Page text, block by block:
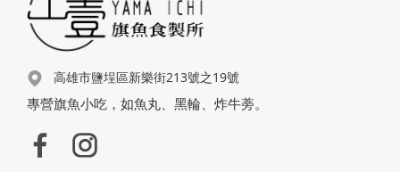
高雄市鹽埕區新樂街213號之19號
專營旗魚小吃，如魚丸、黑輪、炸牛蒡。